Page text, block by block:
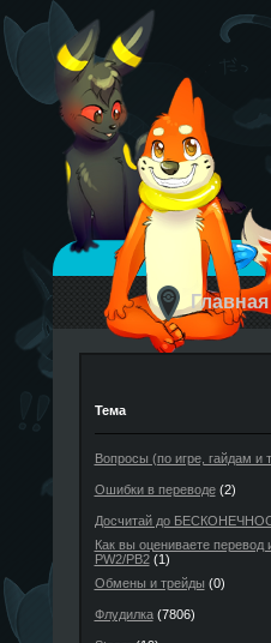
Главная
Тема
Вопросы (по игре, гайдам и
Ошибки в переводе(2)
Досчитай до
Как вы оцениваете перевод
PW2/PB2(1)
Обмены и трейды (0)
Флудилка(7806)